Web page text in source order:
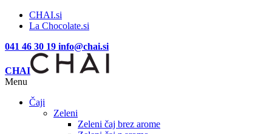
CHAI.si
La Chocolate.si
041 46 30 19 info@chai.si
CHAI
Menu
Čaji
Zeleni
Zeleni čaj brez arome